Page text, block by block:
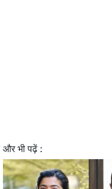
और भी पढ़ें :